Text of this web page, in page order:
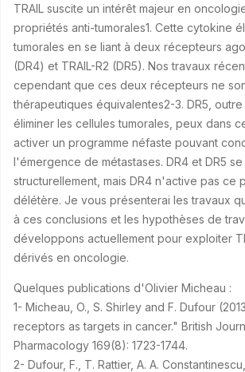
TRAIL suscite un intérêt majeur en
propriétés anti-tumorales1. Cette cytokine
tumorales en se liant à deux récepteurs
(DR4) et TRAIL-R2 (DR5). Nos travaux
cependant que ces deux récepteurs ne
thérapeutiques équivalentes2-3. DR5,
éliminer les cellules tumorales, peux dans
activer un programme néfaste pouvant
l'émergence de métastases. DR4 et DR5
structurellement, mais DR4 n'active pas ce
délétère. Je vous présenterai les travaux
à ces conclusions et les hypothèses de
développons actuellement pour exploiter
dérivés en oncologie.
Quelques publications d'Olivier Micheau :
1- Micheau, O., S. Shirley and F. Dufour
receptors as targets in cancer." British
Pharmacology 169(8): 1723-1744.
2- Dufour, F., T. Rattier, A. A.